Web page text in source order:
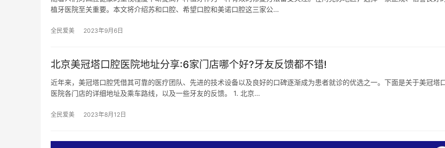
植牙医院至关重要。本文将介绍苏和口腔、希望口腔和美诺口腔这三家公…
全民爱美 2023年9月6日
北京美冠塔口腔医院地址分享:6家门店哪个好?牙友反馈都不错!
近年来，美冠塔口腔凭借其可靠的医疗团队、先进的技术设备以及良好的口碑逐渐成为患者就诊的优选之一。下面是关于美冠塔
医院各门店的详细地址及乘车路线，以及一些牙友的反馈。 1. 北京…
全民爱美 2023年8月12日